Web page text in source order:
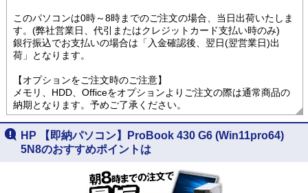
このパソコンは0時～8時までのご注文の場合、当日出荷いたしま
す。(弊社営業日、代引またはクレジットカード支払い時のみ)
銀行振込でお支払いの場合は「入金確認後、翌日(翌営業日)出
荷」となります。
【オプションをご注文時のご注意】
メモリ、HDD、Officeをオプションよりご注文の際は通常商品の
納期となります。予めご了承ください。
HP 【即納パソコン】ProBook 430 G6 (Win11pro64)
5N8のおすすめポイントは